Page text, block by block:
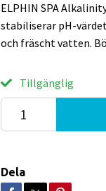
ELPHIN SPA
stabiliserar pH-
och fräscht vatten.
Tillgänglig
Dela